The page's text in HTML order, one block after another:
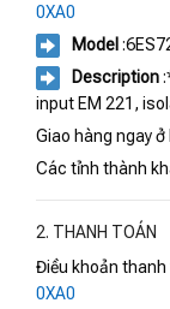
0XA0
Model
Description
input EM 221,
Giao hàng ngay
Các tỉnh thành
2. THANH TOÁN
Điều khoản
0XA0